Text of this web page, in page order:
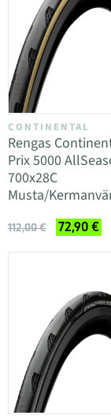
CONTINENTAL
Rengas
Prix 5000
700x28C
Musta/
112,00 € 72,90 €